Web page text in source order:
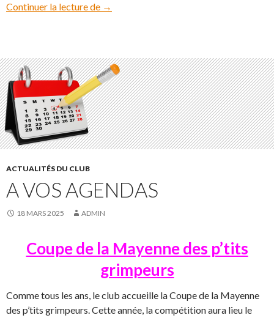
Continuer la lecture de Coupe de la Mayenne des p’tits
→
ACTUALITÉS DU CLUB
A VOS AGENDAS
18 MARS 2025 ADMIN
Coupe de la Mayenne des p’tits
grimpeurs
Comme tous les ans, le club accueille la Coupe de la Mayenne
des p’tits grimpeurs. Cette année, la compétition aura lieu le